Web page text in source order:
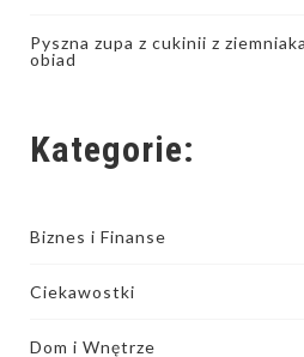
Pyszna zupa z cukinii z
obiad
Kategorie:
Biznes i Finanse
Ciekawostki
Dom i Wnętrze